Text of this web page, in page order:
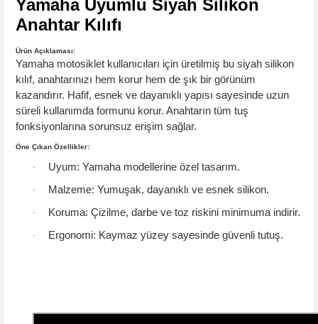
Yamaha Uyumlu Siyah Silikon
Anahtar Kılıfı
Ürün Açıklaması:
Yamaha motosiklet kullanıcıları için üretilmiş bu siyah silikon
kılıf, anahtarınızı hem korur hem de şık bir görünüm
kazandırır. Hafif, esnek ve dayanıklı yapısı sayesinde uzun
süreli kullanımda formunu korur. Anahtarın tüm tuş
fonksiyonlarına sorunsuz erişim sağlar.
Öne Çıkan Özellikler:
· Uyum: Yamaha modellerine özel tasarım.
· Malzeme: Yumuşak, dayanıklı ve esnek silikon.
· Koruma: Çizilme, darbe ve toz riskini minimuma indirir.
· Ergonomi: Kaymaz yüzey sayesinde güvenli tutuş.